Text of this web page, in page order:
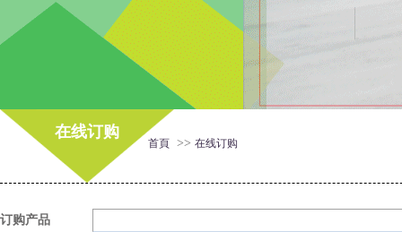
在线订购
首頁 >> 在线订购
订购产品